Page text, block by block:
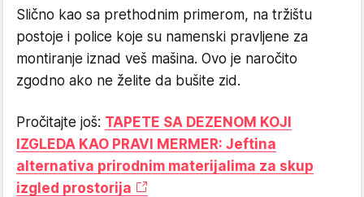
Slično kao sa prethodnim primerom, na tržištu
postoje i police koje su namenski pravljene za
montiranje iznad veš mašina. Ovo je naročito
zgodno ako ne želite da bušite zid.
Pročitajte još: TAPETE SA DEZENOM KOJI
IZGLEDA KAO PRAVI MERMER: Jeftina
alternativa prirodnim materijalima za skup
izgled prostorija